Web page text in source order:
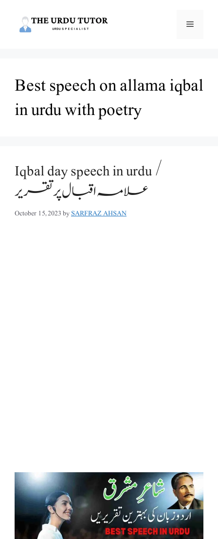
Menu
Best speech on allama iqbal
in urdu with poetry
Iqbal day speech in urdu /
علامہ اقبال پر تقریر
October 15, 2023bySARFRAZ AHSAN